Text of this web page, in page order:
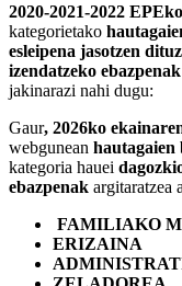
2020-2021-2022
kategorietako
esleipena jasotzen
izendatzeko ebazpenak
jakinarazi nahi dugu:
Gaur, 2026ko
webgunean hautagaien
kategoria hauei
ebazpenak argitaratzea
FAMILIAKO
ERIZAINA